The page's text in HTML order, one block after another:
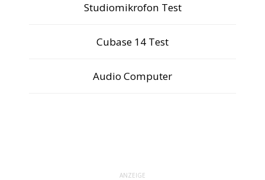
Studiomikrofon Test
Cubase 14 Test
Audio Computer
ANZEIGE